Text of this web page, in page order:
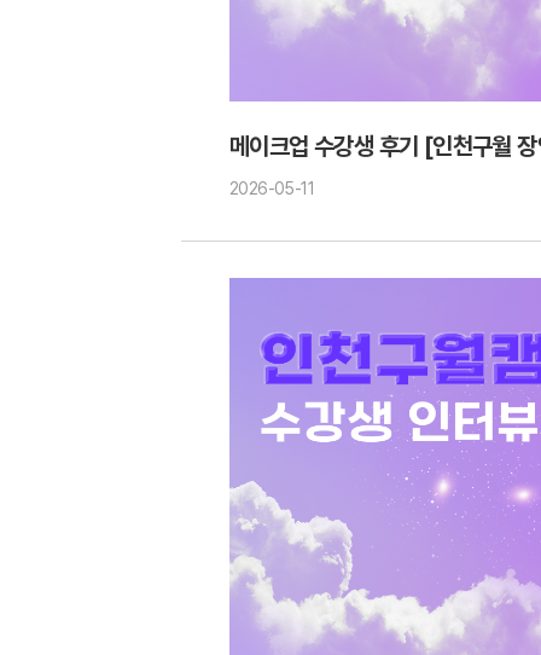
메이크업 수강생 후기 [인천구월
2026-05-11